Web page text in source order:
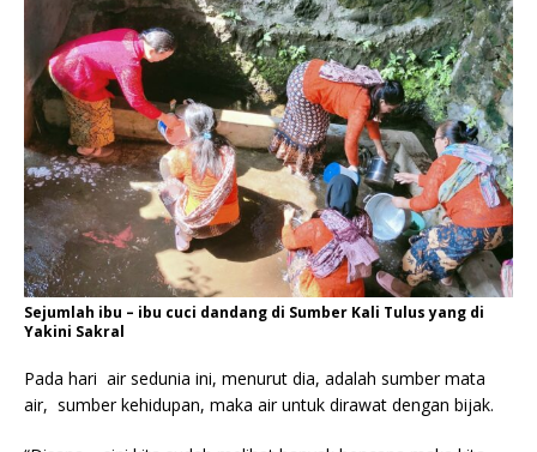
Sejumlah ibu – ibu cuci dandang di Sumber Kali Tulus yang di
Yakini Sakral
Pada hari air sedunia ini, menurut dia, adalah sumber mata
air, sumber kehidupan, maka air untuk dirawat dengan bijak.